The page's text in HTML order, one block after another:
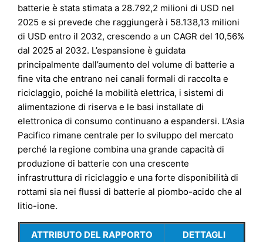
batterie è stata stimata a 28.792,2 milioni di USD nel
2025 e si prevede che raggiungerà i 58.138,13 milioni
di USD entro il 2032, crescendo a un CAGR del 10,56%
dal 2025 al 2032. L’espansione è guidata
principalmente dall’aumento del volume di batterie a
fine vita che entrano nei canali formali di raccolta e
riciclaggio, poiché la mobilità elettrica, i sistemi di
alimentazione di riserva e le basi installate di
elettronica di consumo continuano a espandersi. L’Asia
Pacifico rimane centrale per lo sviluppo del mercato
perché la regione combina una grande capacità di
produzione di batterie con una crescente
infrastruttura di riciclaggio e una forte disponibilità di
rottami sia nei flussi di batterie al piombo-acido che al
litio-ione.
ATTRIBUTO DEL RAPPORTO
DETTAGLI